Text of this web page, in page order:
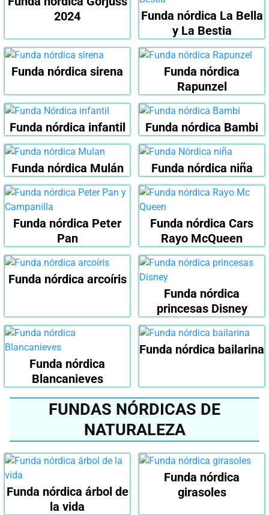
2024
Funda nórdica La Bella
y La Bestia
Funda nórdica sirena
Funda nórdica
Rapunzel
Funda nórdica infantil Funda nórdica Bambi
Funda nórdica Mulán Funda nórdica niña
Funda nórdica Peter
Pan
Funda nórdica Cars
Rayo McQueen
Funda nórdica arcoíris
Funda nórdica
princesas Disney
Funda nórdica
Blancanieves
Funda nórdica bailarina
FUNDAS NÓRDICAS DE
NATURALEZA
Funda nórdica árbol de
la vida
Funda nórdica
girasoles